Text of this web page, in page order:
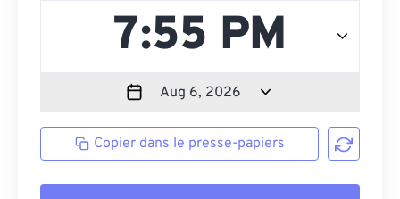
Copier dans le presse-papiers